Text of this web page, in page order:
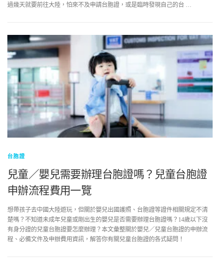
過幾天就要前往大陸，怕來不及申請台胞證，或是臨時發現自己的台 …
台胞證
兒童／嬰兒需要辦理台胞證嗎？兒童台胞證
申辦流程費用一覽
想帶孩子去中國大陸遊玩，但關於嬰兒出國護照、台胞證等證件相關規定不清
楚嗎？不知道未成年兒童或剛出生的嬰兒是否需要辦理台胞證嗎？14歲以下沒
有身分證的兒童台胞證要怎麼辦理？本文彙整關於嬰兒／兒童台胞證的申辦流
程、必備文件及申辦費用資訊，解答你有關兒童台胞證的各式疑問！